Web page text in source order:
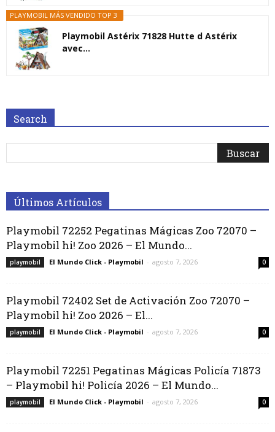
PLAYMOBIL MÁS VENDIDO TOP 3
Playmobil Astérix 71828 Hutte d Astérix
avec...
Search
Últimos Artículos
Playmobil 72252 Pegatinas Mágicas Zoo 72070 –
Playmobil hi! Zoo 2026 – El Mundo...
playmobil El Mundo Click - Playmobil - agosto 7, 2026 0
Playmobil 72402 Set de Activación Zoo 72070 –
Playmobil hi! Zoo 2026 – El...
playmobil El Mundo Click - Playmobil - agosto 7, 2026 0
Playmobil 72251 Pegatinas Mágicas Policía 71873
– Playmobil hi! Policía 2026 – El Mundo...
playmobil El Mundo Click - Playmobil - agosto 7, 2026 0